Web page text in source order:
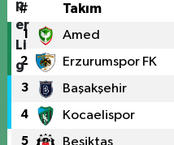
# Takım
1 Amed
2 Erzurumspor FK
3 Başakşehir
4 Kocaelispor
5 Beşiktaş